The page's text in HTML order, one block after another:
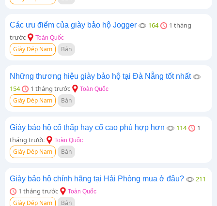
Các ưu điểm của giày bảo hộ Jogger 164
1 tháng
trước
Toàn Quốc
Giày Dép Nam Bán
Những thương hiệu giày bảo hộ tại Đà Nẵng tốt nhất
154 1 tháng trước Toàn Quốc
Giày Dép Nam Bán
Giày bảo hộ cổ thấp hay cổ cao phù hợp hơn 114
1
tháng trước
Toàn Quốc
Giày Dép Nam Bán
Giày bảo hộ chính hãng tại Hải Phòng mua ở đâu?
211
1 tháng trước
Toàn Quốc
Giày Dép Nam Bán